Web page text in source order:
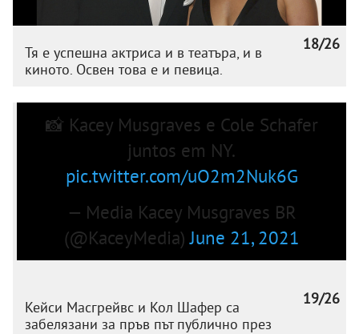
18/26
Тя е успешна актриса и в театъра, и в
киното. Освен това е и певица.
📸 Kacey Musgraves e Cole Schafer
juntos em NY.
pic.twitter.com/uO2m2Nuk6G
— Media Kacey Musgraves BR
(@KaceyMedia)June 21, 2021
19/26
Кейси Масгрейвс и Кол Шафер са
забелязани за пръв път публично през